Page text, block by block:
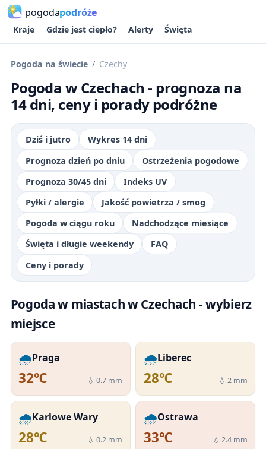
pogodapodróże
Kraje Gdzie jest ciepło? Alerty Święta
Pogoda na świecie Czechy
Pogoda w Czechach - prognoza na
14 dni, ceny i porady podróżne
Dziś i jutro
Wykres 14 dni
Prognoza dzień po dniu
Ostrzeżenia pogodowe
Prognoza 30/45 dni
Indeks UV
Pyłki / alergie
Jakość powietrza / smog
Pogoda w ciągu roku
Nadchodzące miesiące
Święta i długie weekendy
FAQ
Ceny i porady
Pogoda w miastach w Czechach - wybierz
miejsce
🌧️Praga
32℃ 💧 0.7 mm
🌧️Liberec
28℃ 💧 2 mm
🌧️Karlowe Wary
28℃ 💧 0.2 mm
🌧️Ostrawa
33℃ 💧 2.4 mm